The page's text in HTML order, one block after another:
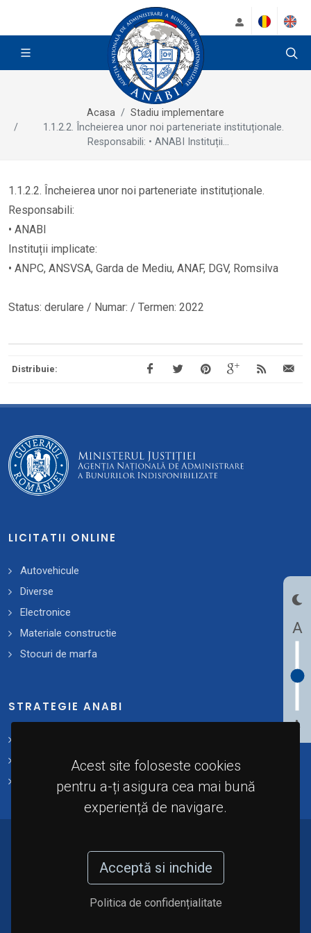
A
A
Acest site foloseste cookies
pentru a-ți asigura cea mai bună
experiență de navigare.
Acceptă si inchide
Politica de confidențialitate
Acasa
Stadiu implementare
1.1.2.2. Încheierea unor noi parteneriate instituționale.
Responsabili: • ANABI Instituții...
1.1.2.2. Încheierea unor noi parteneriate instituționale.
Responsabili:
• ANABI
Instituții implicate:
• ANPC, ANSVSA, Garda de Mediu, ANAF, DGV, Romsilva
Status: derulare / Numar: / Termen: 2022
Distribuie:
LICITATII ONLINE
Autovehicule
Diverse
Electronice
Materiale constructie
Stocuri de marfa
STRATEGIE ANABI
Plan 2021 - 2025
Implementare
Bunurilor Indisponibilizate (A.N.A.B.I). Toate
drepturile rezervate.